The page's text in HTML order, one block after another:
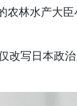
林水产大臣
写日本政